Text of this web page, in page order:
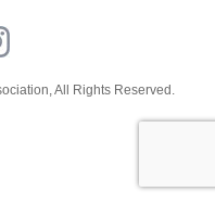
All Rights Reserved.